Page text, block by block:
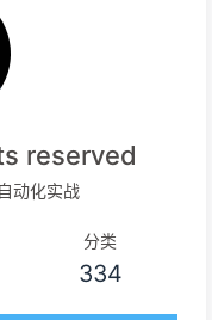
reserved
动化实战
分类
334